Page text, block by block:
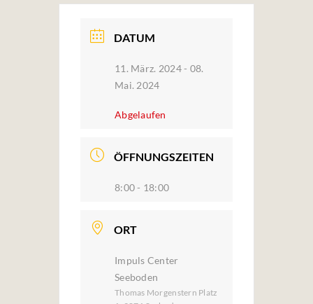
DATUM
11. März. 2024- 08.
Mai. 2024
Abgelaufen
ÖFFNUNGSZEITEN
8:00 - 18:00
ORT
Impuls Center
Seeboden
Thomas Morgenstern Platz